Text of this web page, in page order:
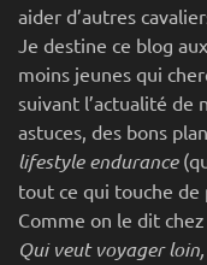
aider d’autres
Je destine ce blog
moins jeunes qui
suivant l’actualité
astuces, des bons
lifestyle endurance
tout ce qui touche de
Comme on le dit
Qui veut voyager